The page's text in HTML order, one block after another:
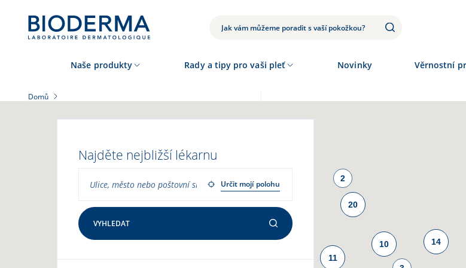
Naše produkty Rady a tipy pro vaši pleť Novinky Věrnostní
Domů
Najděte nejbližší lékarnu
Určit mojí polohu
VYHLEDAT
14
8
11
20
2
10